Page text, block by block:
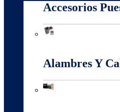
Accesorios
Alambres Y